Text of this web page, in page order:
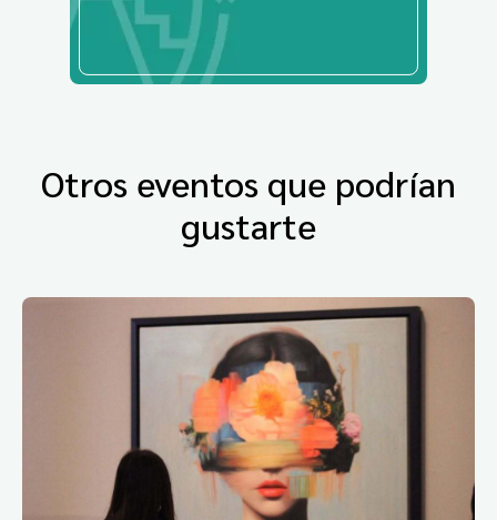
Otros eventos que podrían
gustarte